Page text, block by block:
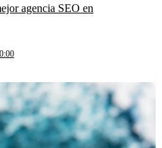
agencia SEO en